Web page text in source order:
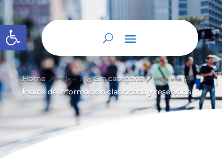
Abrir barra de herramientas
Home &#x39; Sin categoría &#x39;
Índice de información clasificada y reservada.